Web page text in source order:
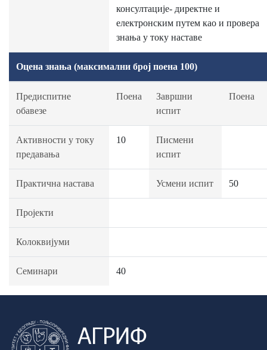
консултације- директне и
eлектронским путем као и провера
знања у току наставе
Оцена знања (максимални број поена 100)
Предиспитне
обавезе
Поена
Завршни
испит
Поена
Активности у току
предавања
10
Писмени
испит
Практична настава Усмени испит 50
Пројекти
Колоквијуми
Семинари 40